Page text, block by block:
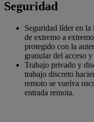
Seguridad
Seguridad líder en la
de extremo a
protegido con la
granular del acceso y
Trabajo privado y
trabajo discreto
remoto se vuelva
entrada remota.